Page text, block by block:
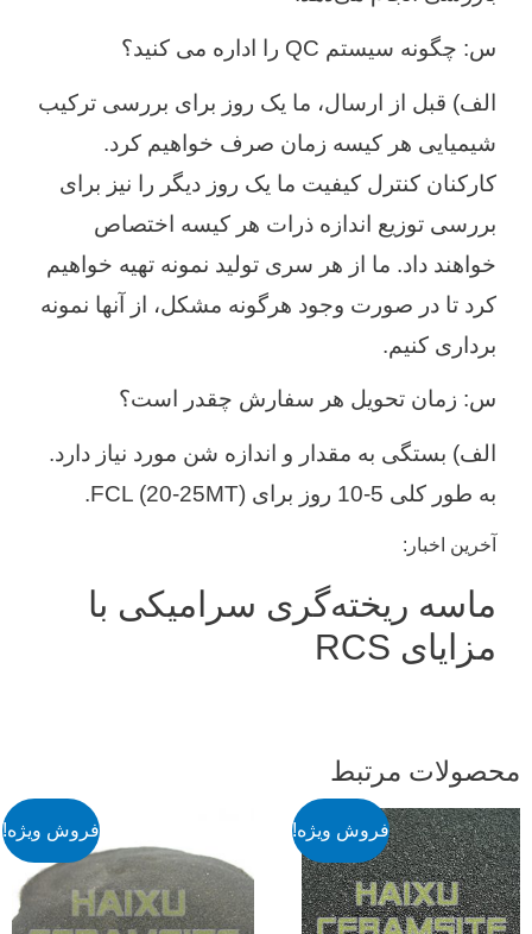
س: چگونه سیستم QC را اداره می کنید؟
الف) قبل از ارسال، ما یک روز برای بررسی ترکیب
شیمیایی هر کیسه زمان صرف خواهیم کرد.
کارکنان کنترل کیفیت ما یک روز دیگر را نیز برای
بررسی توزیع اندازه ذرات هر کیسه اختصاص
خواهند داد. ما از هر سری تولید نمونه تهیه خواهیم
کرد تا در صورت وجود هرگونه مشکل، از آنها نمونه
برداری کنیم.
س: زمان تحویل هر سفارش چقدر است؟
الف) بستگی به مقدار و اندازه شن مورد نیاز دارد.
به طور کلی 5-10 روز برای FCL (20-25MT).
آخرین اخبار:
ماسه ریخته‌گری سرامیکی با
مزایای RCS
مرتبط
فروش ویژه! فروش ویژه!